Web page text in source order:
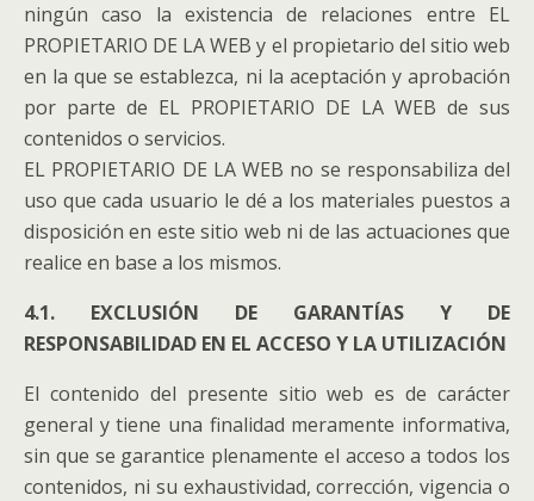
ningún caso la existencia de relaciones entre EL
PROPIETARIO DE LA WEB y el propietario del sitio web
en la que se establezca, ni la aceptación y aprobación
por parte de EL PROPIETARIO DE LA WEB de sus
contenidos o servicios.
EL PROPIETARIO DE LA WEB no se responsabiliza del
uso que cada usuario le dé a los materiales puestos a
disposición en este sitio web ni de las actuaciones que
realice en base a los mismos.
4.1. EXCLUSIÓN DE GARANTÍAS Y DE
RESPONSABILIDAD EN EL ACCESO Y LA UTILIZACIÓN
El contenido del presente sitio web es de carácter
general y tiene una finalidad meramente informativa,
sin que se garantice plenamente el acceso a todos los
contenidos, ni su exhaustividad, corrección, vigencia o